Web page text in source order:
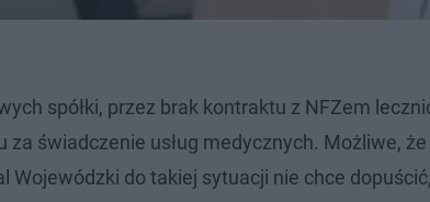
spółki, przez brak kontraktu z NFZem
za świadczenie usług medycznych. Możliwe,
Wojewódzki do takiej sytuacji nie chce